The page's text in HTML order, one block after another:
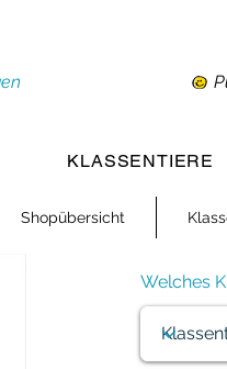
KLASSENTIERE
Shopübersicht
Welches